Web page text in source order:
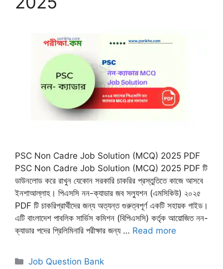
PSC Non Cadre Job Solution (MCQ) 2025 PDF
PSC Non Cadre Job Solution (MCQ) 2025 PDF টি
ডাউনলোড করে রাখুন যেকোন সরকারি চাকরির প্রস্তুতিতে কাজে আসবে
ইনশাআল্লাহ। পিএসসি নন-ক্যাডার জব সল্যুশন (এমসিকিউ) ২০২৫
PDF টি চাকরিপ্রার্থীদের জন্য অত্যন্ত গুরুত্বপূর্ণ একটি সহায়ক গাইড।
এটি বাংলাদেশ পাবলিক সার্ভিস কমিশন (বিপিএসসি) কর্তৃক আয়োজিত নন-
ক্যাডার পদের প্রিলিমিনারি পরীক্ষার জন্য … Read more
Categories
Job Question Bank